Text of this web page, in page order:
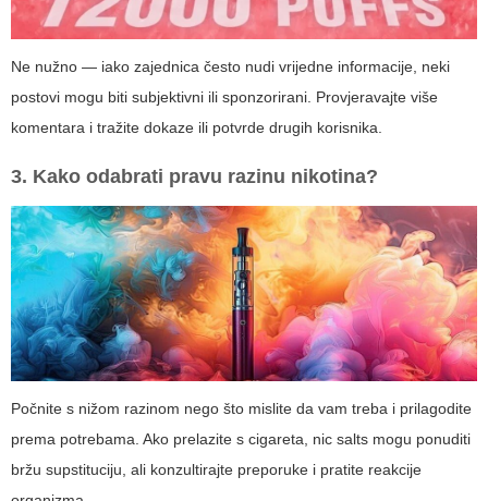
Ne nužno — iako zajednica često nudi vrijedne informacije, neki
postovi mogu biti subjektivni ili sponzorirani. Provjeravajte više
komentara i tražite dokaze ili potvrde drugih korisnika.
3. Kako odabrati pravu razinu nikotina?
Počnite s nižom razinom nego što mislite da vam treba i prilagodite
prema potrebama. Ako prelazite s cigareta, nic salts mogu ponuditi
bržu supstituciju, ali konzultirajte preporuke i pratite reakcije